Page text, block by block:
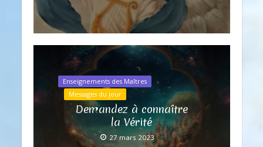
Enseignements des Maîtres
Messages du jour
Demandez à connaître
la Vérité
27 mars 2023